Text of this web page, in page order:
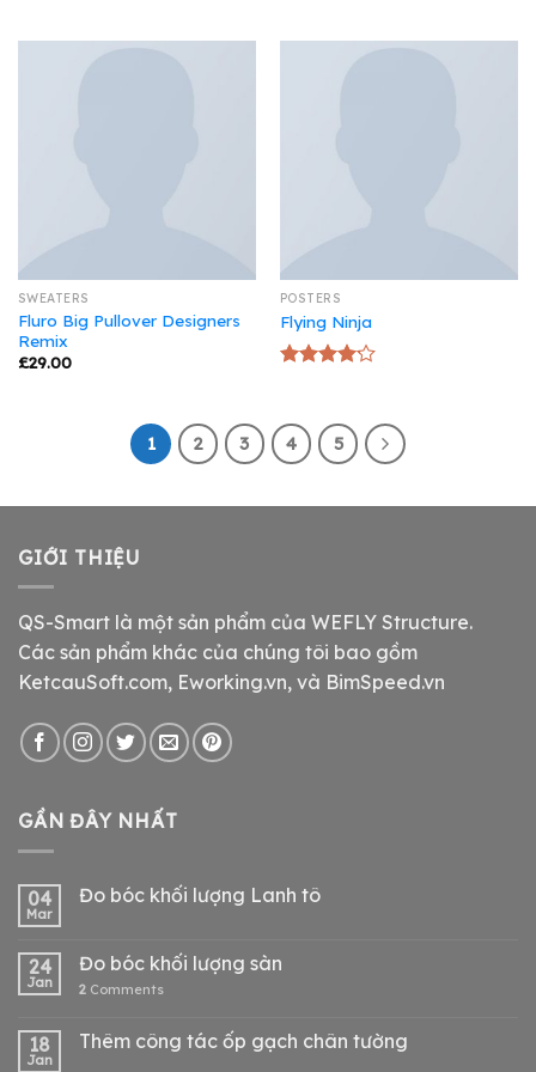
SWEATERS
Fluro Big Pullover Designers
Remix
£29.00
POSTERS
Flying Ninja
of 5
1 2 3 4 5
GIỚI THIỆU
QS-Smart là một sản phẩm của WEFLY Structure.
Các sản phẩm khác của chúng tôi bao gồm
KetcauSoft.com, Eworking.vn, và BimSpeed.vn
GẦN ĐÂY NHẤT
04
Mar
Đo bóc khối lượng Lanh tô
24
Jan
Đo bóc khối lượng sàn
2 Comments
18
Jan
Thêm công tác ốp gạch chân tường